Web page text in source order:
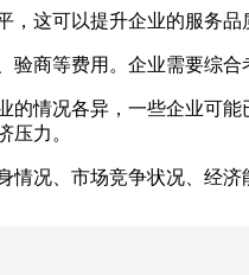
这可以提升企业的服务品
商等费用。企业需要综
情况各异，一些企业可
压力。
况、市场竞争状况、经